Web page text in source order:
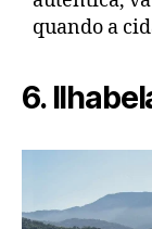
quando a
6.